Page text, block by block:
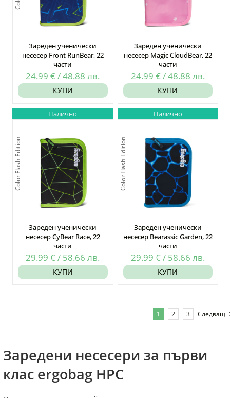
Зареден ученически
несесер Front RunBear, 22
части
24.99€ /48.88лв.
КУПИ
Зареден ученически
несесер Magic CloudBear, 22
части
24.99 € /48.88 лв.
КУПИ
Налично
Color Flash Edition
Зареден ученически
несесер CyBear Race, 22
части
29.99€ / 58.66лв.
КУПИ
Налично
Color Flash Edition
Зареден ученически
несесер Bearassic Garden, 22
части
29.99 € / 58.66 лв.
КУПИ
1 2 3 Следващ
Заредени несесери за първи
клас ergobag HPC